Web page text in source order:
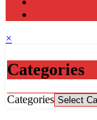
×
Categories
Categories